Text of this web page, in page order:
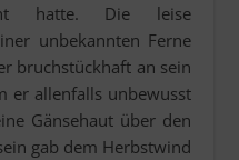
hatte. Die leise
unbekannten Ferne
bruchstückhaft an sein
er allenfalls unbewusst
Gänsehaut über den
gab dem Herbstwind